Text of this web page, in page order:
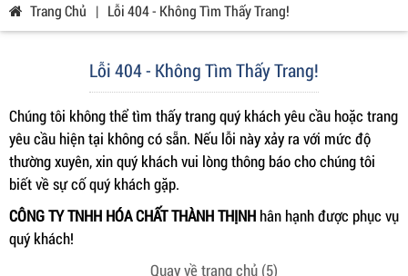
Trang Chủ | Lỗi 404 - Không Tìm Thấy Trang!
Lỗi 404 - Không Tìm Thấy Trang!
Chúng tôi không thể tìm thấy trang quý khách yêu cầu hoặc trang
yêu cầu hiện tại không có sẵn. Nếu lỗi này xảy ra với mức độ
thường xuyên, xin quý khách vui lòng thông báo cho chúng tôi
biết về sự cố quý khách gặp.
CÔNG TY TNHH HÓA CHẤT THÀNH THỊNH hân hạnh được phục vụ
quý khách!
Quay về trang chủ (5)